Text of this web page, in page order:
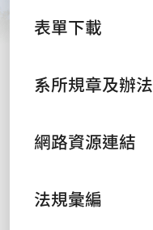
表單下載
系所規章及辦法
網路資源連結
法規彙編